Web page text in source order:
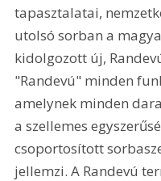
tapasztalatai,
utolsó sorban a
kidolgozott új,
"Randevú" minden
amelynek minden
a szellemes
csoportosított
jellemzi. A Randevú